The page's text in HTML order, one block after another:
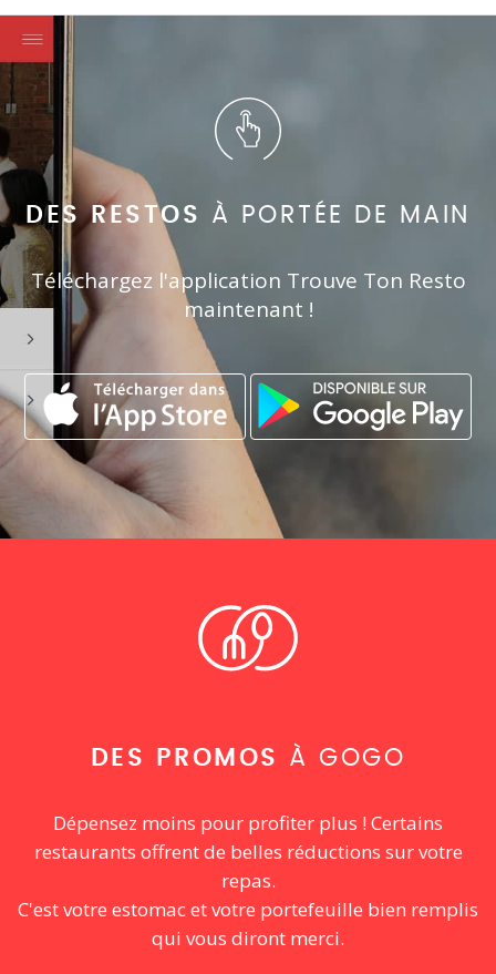
DES RESTOS À PORTÉE DE MAIN
Téléchargez l'application Trouve Ton Resto
maintenant !
DES PROMOS À GOGO
Dépensez moins pour profiter plus ! Certains
restaurants offrent de belles réductions sur votre
repas.
C'est votre estomac et votre portefeuille bien remplis
qui vous diront merci.